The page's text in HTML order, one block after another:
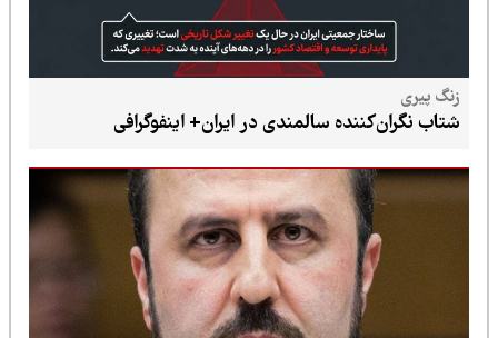
زنگ پیری
شتاب نگران‌کننده سالمندی در ایران+ اینفوگرافی